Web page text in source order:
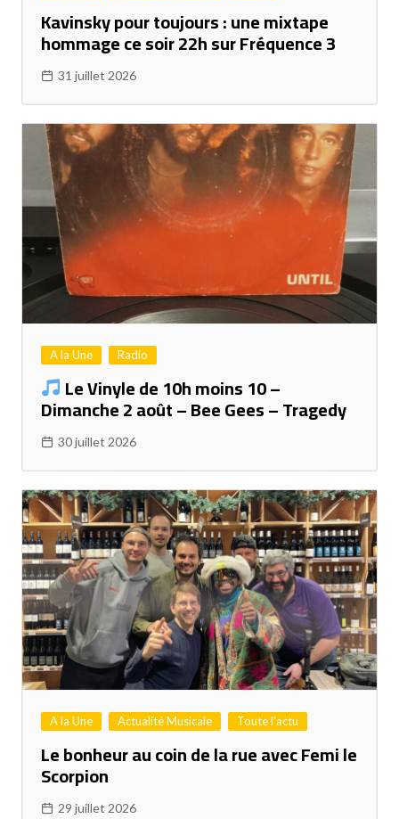
Kavinsky pour toujours : une mixtape
hommage ce soir 22h sur Fréquence 3
31 juillet 2026
A la Une Radio
Le Vinyle de 10h moins 10 –
Dimanche 2 août – Bee Gees – Tragedy
30 juillet 2026
A la Une Actualité Musicale Toute l'actu
Le bonheur au coin de la rue avec Femi le
Scorpion
29 juillet 2026